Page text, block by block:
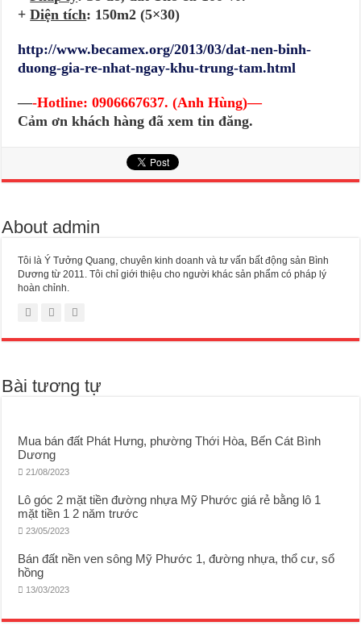
+Diện tích: 150m2 (5×30)
http://www.becamex.org/2013/03/dat-nen-binh-
duong-gia-re-nhat-ngay-khu-trung-tam.html
—-Hotline:0906667637. (Anh Hùng)—
Cảm ơn khách hàng đã xem tin đăng.
About admin
Tôi là Ý Tưởng Quang, chuyên kinh doanh và tư vấn bất động sản Bình
Dương từ 2011. Tôi chỉ giới thiệu cho người khác sản phẩm có pháp lý
hoàn chỉnh.
Bài tương tự
Mua bán đất Phát Hưng, phường Thới Hòa, Bến Cát Bình
Dương
21/08/2023
Lô góc 2 mặt tiền đường nhựa Mỹ Phước giá rẻ bằng lô 1
mặt tiền 1 2 năm trước
23/05/2023
Bán đất nền ven sông Mỹ Phước 1, đường nhựa, thổ cư, sổ
hồng
13/03/2023